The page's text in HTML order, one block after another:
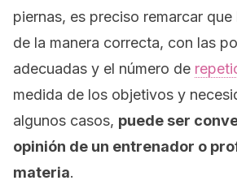
piernas, es preciso remarcar
de la manera correcta, con las
adecuadas y el número de
medida de los objetivos y
algunos casos, puede ser
opinión de un entrenador o
materia.